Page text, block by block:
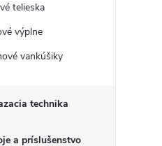
telieska
výplne
vankúšiky
technika
a príslušenstvo